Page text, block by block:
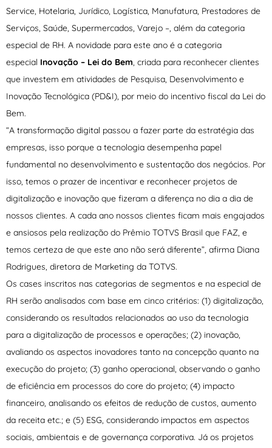
Service, Hotelaria, Jurídico, Logística, Manufatura, Prestadores de
Serviços, Saúde, Supermercados, Varejo –, além da categoria
especial de RH. A novidade para este ano é a categoria
especial Inovação – Lei do Bem, criada para reconhecer clientes
que investem em atividades de Pesquisa, Desenvolvimento e
Inovação Tecnológica (PD&I), por meio do incentivo fiscal da Lei do
Bem.
“A transformação digital passou a fazer parte da estratégia das
empresas, isso porque a tecnologia desempenha papel
fundamental no desenvolvimento e sustentação dos negócios. Por
isso, temos o prazer de incentivar e reconhecer projetos de
digitalização e inovação que fizeram a diferença no dia a dia de
nossos clientes. A cada ano nossos clientes ficam mais engajados
e ansiosos pela realização do Prêmio TOTVS Brasil que FAZ, e
temos certeza de que este ano não será diferente”, afirma Diana
Rodrigues, diretora de Marketing da TOTVS.
Os cases inscritos nas categorias de segmentos e na especial de
RH serão analisados com base em cinco critérios: (1) digitalização,
considerando os resultados relacionados ao uso da tecnologia
para a digitalização de processos e operações; (2) inovação,
avaliando os aspectos inovadores tanto na concepção quanto na
execução do projeto; (3) ganho operacional, observando o ganho
de eficiência em processos do core do projeto; (4) impacto
financeiro, analisando os efeitos de redução de custos, aumento
da receita etc.; e (5) ESG, considerando impactos em aspectos
sociais, ambientais e de governança corporativa. Já os projetos